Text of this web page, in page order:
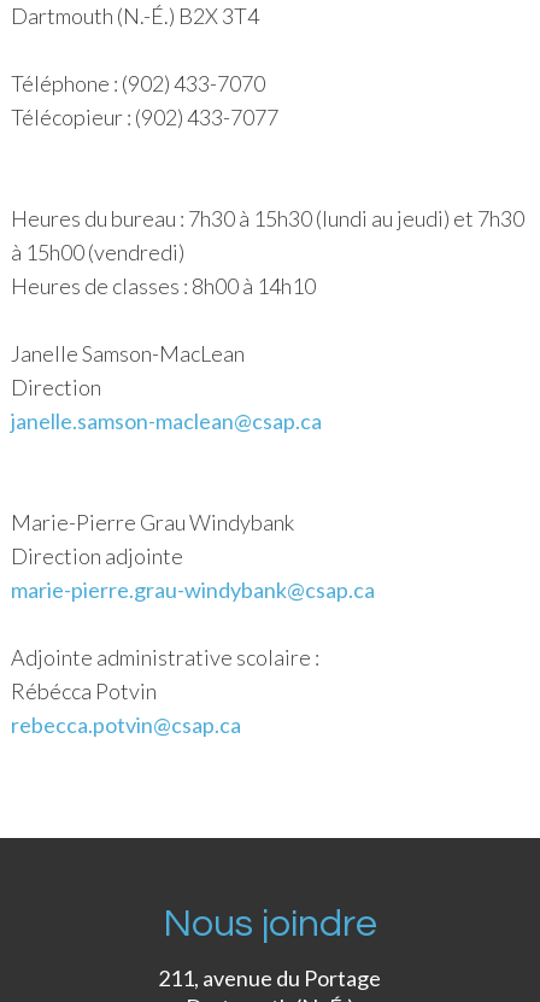
Dartmouth (N.-É.) B2X 3T4
Téléphone : (902) 433-7070
Télécopieur : (902) 433-7077
Heures du bureau : 7h30 à 15h30 (lundi au jeudi) et 7h30
à 15h00 (vendredi)
Heures de classes : 8h00 à 14h10
Janelle Samson-MacLean
Direction
janelle.samson-maclean@csap.ca
Marie-Pierre Grau Windybank
Direction adjointe
marie-pierre.grau-windybank@csap.ca
Adjointe administrative scolaire :
Rébécca Potvin
rebecca.potvin@csap.ca
Nous joindre
211, avenue du Portage